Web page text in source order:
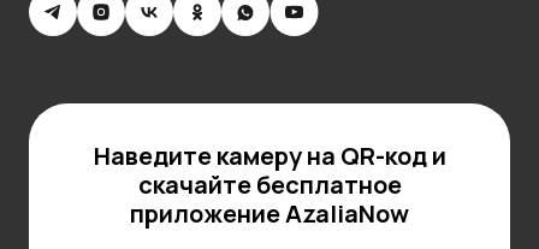
Форма зеленых свечей может быть разной: от
работе популярны маканые свечи, которые
многократно окунают в зеленый воск, создавая
плотную, слоистую структуру. Это придает свече
особую фактуру и ремесленный характер.
Производство свечей зеленого цвета сочетает
Наведите камеру на QR-код и
скачайте бесплатное
приложение AzaliaNow